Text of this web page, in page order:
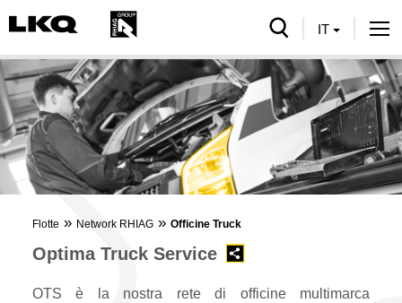
IT
serch
Flotte » Network RHIAG» Officine Truck
Optima Truck Service
OTS è la nostra rete di officine multimarca